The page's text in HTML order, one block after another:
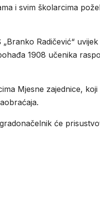
i svim školarcima
Radičević“
1908 učenika
Mjesne zajednice,
će